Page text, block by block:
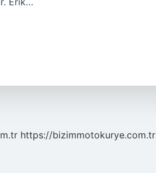
https://bizimmotokurye.com.tr